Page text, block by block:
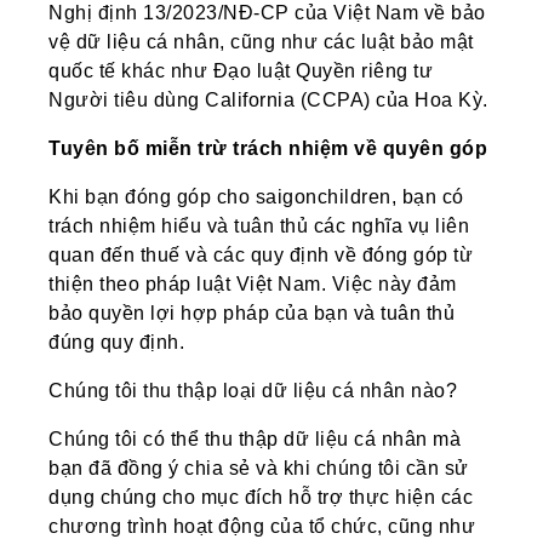
Nghị định 13/2023/NĐ-CP của Việt Nam về bảo
vệ dữ liệu cá nhân, cũng như các luật bảo mật
quốc tế khác như Đạo luật Quyền riêng tư
Người tiêu dùng California (CCPA) của Hoa Kỳ.
Tuyên bố miễn trừ trách nhiệm về quyên góp
Khi bạn đóng góp cho saigonchildren, bạn có
trách nhiệm hiểu và tuân thủ các nghĩa vụ liên
quan đến thuế và các quy định về đóng góp từ
thiện theo pháp luật Việt Nam. Việc này đảm
bảo quyền lợi hợp pháp của bạn và tuân thủ
đúng quy định.
Chúng tôi thu thập loại dữ liệu cá nhân nào?
Chúng tôi có thể thu thập dữ liệu cá nhân mà
bạn đã đồng ý chia sẻ và khi chúng tôi cần sử
dụng chúng cho mục đích hỗ trợ thực hiện các
chương trình hoạt động của tổ chức, cũng như